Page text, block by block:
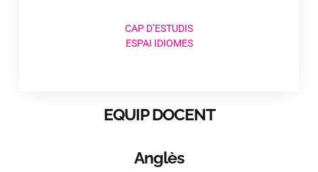
CAP D’ESTUDIS
ESPAI IDIOMES
EQUIP DOCENT
Anglès